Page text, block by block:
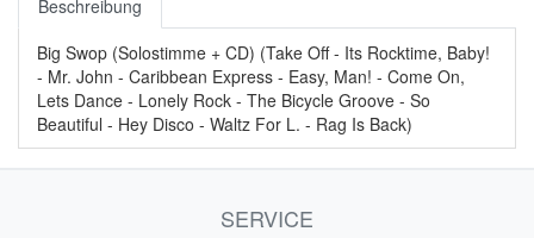
Beschreibung
Big Swop (Solostimme + CD) (Take Off - Its Rocktime, Baby!
- Mr. John - Caribbean Express - Easy, Man! - Come On,
Lets Dance - Lonely Rock - The Bicycle Groove - So
Beautiful - Hey Disco - Waltz For L. - Rag Is Back)
SERVICE